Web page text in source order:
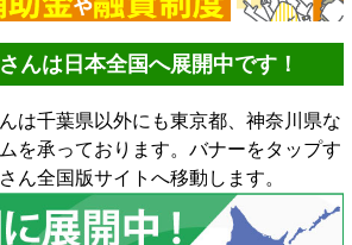
んは日本全国へ展開中です！
は千葉県以外にも東京都、神奈川県な
を承っております。バナーをタップす
ん全国版サイトへ移動します。